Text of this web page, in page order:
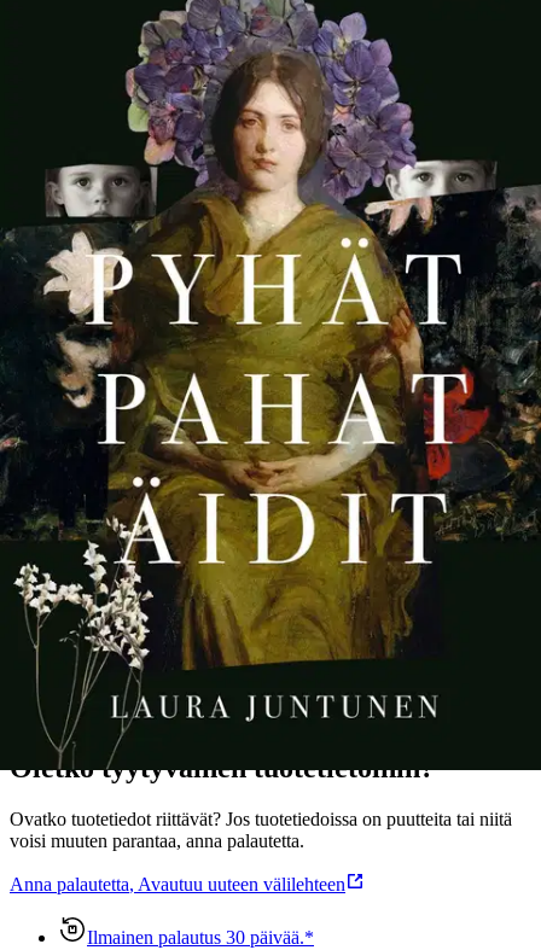
Tuotekuvaus
Rohkea läpivalaisu äitiyden ihanteista ja todellisuudesta. Tyttäreni
on kuusi päivää vanha, ja minä olen jo asiasta aivan varma: olen niin
kamala äiti, etten olisi ikimaailmassa ansainnut omaa lasta. Ihanneäiti
äiti ei raivostu, epäonnistu tai tunne negatiivisia tunteita. Suhteessaan
lapsiin hän on rajaton, uhrautuva ja loputtoman puhtoinen.Mutta
mitä jos ei mahdu ahtaan äitimyytin raameihin? Miksi niin moni äiti
kokee jatkuvaa riittämättömyyttä? Jos kerran astuu harhaan,
kelpaako enää äidiksi? Pyhät pahat äidit on kauniinriipaiseva
läpivalaisu äitiyden monista muodoista ja niihin liitetyistä stigmoista.
Laura Juntunen kohtaa kirjassa erilaisia äitejä ja antaa äänen naisille,
joiden vanhemmuutta on kyseenalaistettu esimerkiksi äidin
päihdehistorian, vankilatuomion tai mielenterveyden ongelmien
vuoksi – tai siitä syystä, että perinteistä äitiyden mallia on muulla
tavoin rikottu. Avartava, upean tarkkanäköinen teos haastaa
käsityksiämme äitiydestä ja näyttää, miten siihen liitetyt odotukset
ovat ajan saatossa muuttuneet. Ketä äitiyden ahtaat ihanteet
oikeastaan palvelevat? Ja mitä vaaroja liittyy siihen, että äidit
tukahduttavat omat tarpeensa ja tunteensa.
Näytä lisää tuotekuvausta
Ominaisuudet
Oletko tyytyväinen tuotetietoihin?
Ovatko tuotetiedot riittävät? Jos tuotetiedoissa on puutteita tai niitä
voisi muuten parantaa, anna palautetta.
Anna palautetta, Avautuu uuteen välilehteen
Ilmainen palautus 30 päivää.*